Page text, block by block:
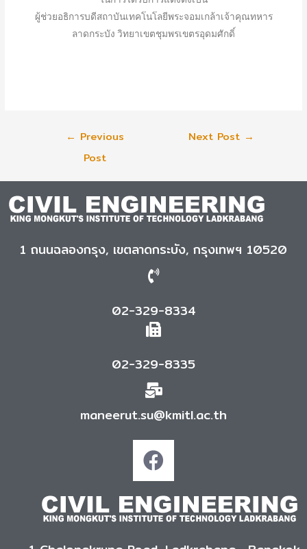
ผู้ช่วยอธิการบดีสถาบันเทคโนโลยีพระจอมเกล้าเจ้าคุณทหาร
ลาดกระบัง วิทยาเขตชุมพรเขตรอุดมศักดิ์
← Previous
Post
Next Post →
1 ถนนฉลองกรุง, เขตลาดกระบัง, กรุงเทพฯ 10520
02-329-8334
02-329-8335
maneerut.su@kmitl.ac.th